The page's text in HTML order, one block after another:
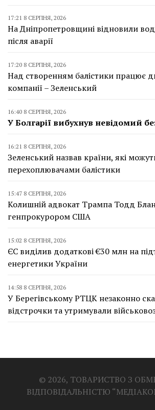
17:21 8 СЕРПНЯ, 2026
На Дніпропетровщині відновили
після аварії
17:20 8 СЕРПНЯ, 2026
Над створенням балістики працює
компанії – Зеленський
16:40 8 СЕРПНЯ, 2026
У Болгарії вибухнув невідомий
16:21 8 СЕРПНЯ, 2026
Зеленський назвав країни, які
перехоплювачами балістики
15:47 8 СЕРПНЯ, 2026
Колишній адвокат Трампа Тодд
генпрокурором США
15:02 8 СЕРПНЯ, 2026
ЄС виділив додаткові €30 млн на
енергетики України
14:58 8 СЕРПНЯ, 2026
У Берегівському РТЦК незаконно
відстрочки та утримували
© 2026, ТОВАРИСТВО З
ВІДПОВІДАЛЬНІСТЮ